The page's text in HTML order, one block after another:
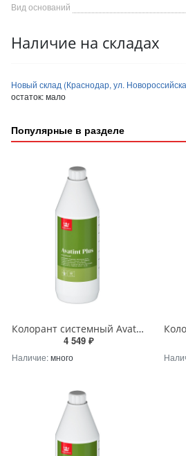
Вид оснований
Наличие на складах
Новый склад (Краснодар, ул.
остаток:мало
Популярные в разделе
Колорант системный Avatint Plus Tikkurila CH (Carbon High) 1Л (не замораживать, до +5) Tikkurila RU
4 549 ₽
Наличие:много